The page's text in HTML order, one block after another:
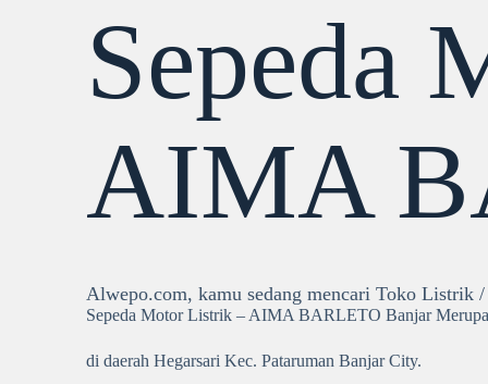
Sepeda
AIMA
Alwepo.com, kamu sedang mencari Toko Listrik
Sepeda Motor Listrik – AIMA BARLETO Banjar
di daerah Hegarsari Kec. Pataruman Banjar City.